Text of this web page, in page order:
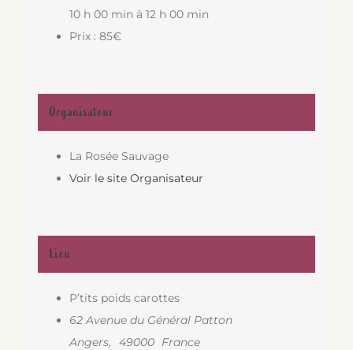
10 h 00 min à 12 h 00 min
Prix : 85€
Organisateur
La Rosée Sauvage
Voir le site Organisateur
Lieu
P’tits poids carottes
62 Avenue du Général Patton
Angers, 49000 France